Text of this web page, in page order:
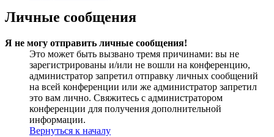
Личные сообщения
Я не могу отправить личные сообщения!
Это может быть вызвано тремя причинами: вы не
зарегистрированы и/или не вошли на конференцию,
администратор запретил отправку личных сообщений
на всей конференции или же администратор запретил
это вам лично. Свяжитесь с администратором
конференции для получения дополнительной
информации.
Вернуться к началу